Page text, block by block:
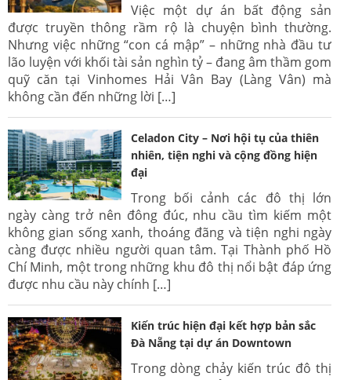
Việc một dự án bất động sản
được truyền thông rầm rộ là chuyện bình thường.
Nhưng việc những “con cá mập” – những nhà đầu tư
lão luyện với khối tài sản nghìn tỷ – đang âm thầm gom
quỹ căn tại Vinhomes Hải Vân Bay (Làng Vân) mà
không cần đến những lời […]
Celadon City – Nơi hội tụ của thiên
nhiên, tiện nghi và cộng đồng hiện
đại
Trong bối cảnh các đô thị lớn
ngày càng trở nên đông đúc, nhu cầu tìm kiếm một
không gian sống xanh, thoáng đãng và tiện nghi ngày
càng được nhiều người quan tâm. Tại Thành phố Hồ
Chí Minh, một trong những khu đô thị nổi bật đáp ứng
được nhu cầu này chính […]
Kiến trúc hiện đại kết hợp bản sắc
Đà Nẵng tại dự án Downtown
Trong dòng chảy kiến trúc đô thị